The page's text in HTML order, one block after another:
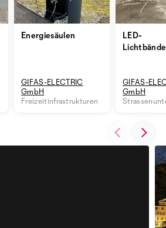
Energiesäulen
GIFAS-ELECTRIC
GmbH
Freizeitinfrastrukturen
LED-
GIFAS-
GmbH